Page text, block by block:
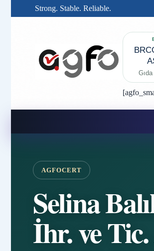
Strong. Stable. Reliable.
AGFOCERT
Selina
İhr. ve